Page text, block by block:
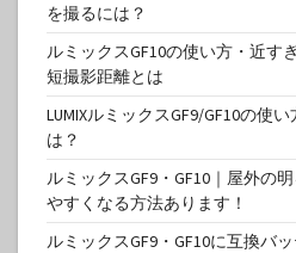
を撮るには？
ルミックスGF10の使い方・近す
短撮影距離とは
LUMIXルミックスGF9/GF10の使
は？
ルミックスGF9・GF10｜屋外の
やすくなる方法あります！
ルミックスGF9・GF10に互換バ